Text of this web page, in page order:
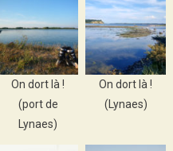
On dort là !
(port de
Lynaes)
On dort là !
(Lynaes)